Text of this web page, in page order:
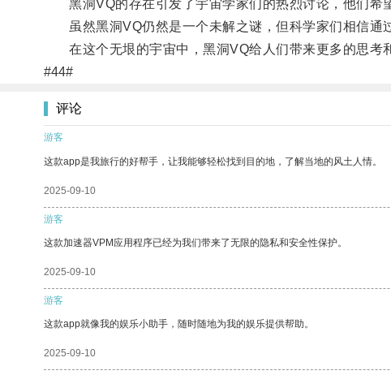
黑洞VQ的存在引发了宇宙学家们的热烈讨论，他们希
虽然黑洞VQ仍然是一个未解之谜，但科学家们相信通
在这个无垠的宇宙中，黑洞VQ给人们带来更多的思考
#44#
评论
游客
这款app是我旅行的好帮手，让我能够轻松找到目的地，了解当地的风土人情。
2025-09-10
游客
这款加速器VPM应用程序已经为我们带来了无限的隐私和安全性保护。
2025-09-10
游客
这款app就像我的娱乐小助手，随时随地为我的娱乐提供帮助。
2025-09-10